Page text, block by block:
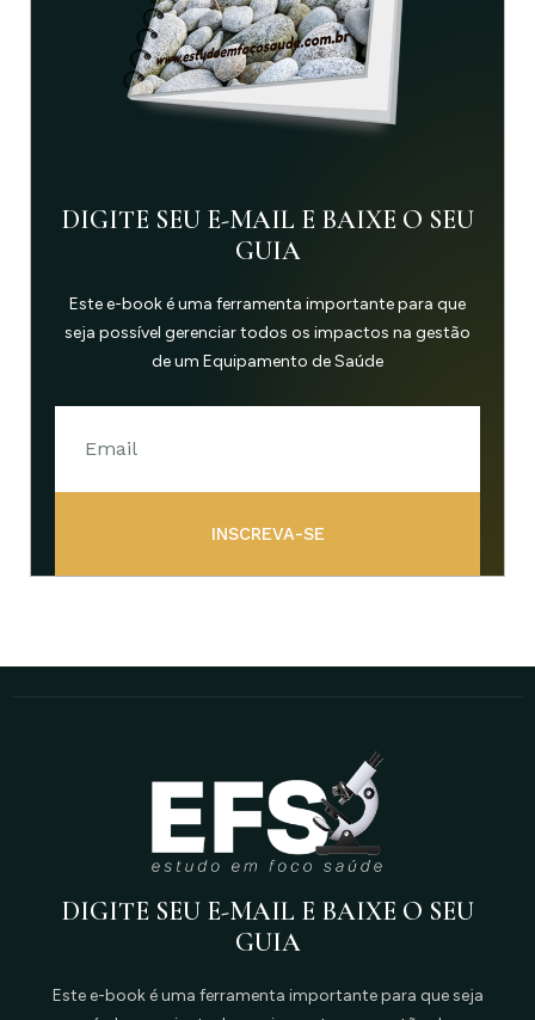
DIGITE SEU E-MAIL E BAIXE O SEU
GUIA
Este e-book é uma ferramenta importante para que
seja possível gerenciar todos os impactos na gestão
de um Equipamento de Saúde
INSCREVA-SE
DIGITE SEU E-MAIL E BAIXE O SEU
GUIA
Este e-book é uma ferramenta importante para que seja